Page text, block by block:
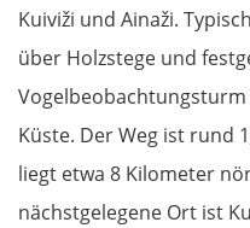
Kuiviži und Ainaži.
über Holzstege und
Küste. Der Weg ist rund
liegt etwa 8 Kilometer
nächstgelegene Ort ist